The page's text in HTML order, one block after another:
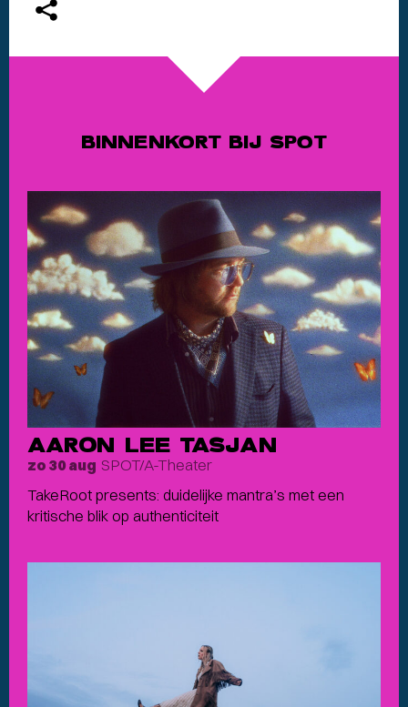
BINNENKORT BIJ SPOT
AARON LEE TASJAN
zo 30 aug SPOT/A-Theater
TakeRoot presents: duidelijke mantra’s met een
kritische blik op authenticiteit